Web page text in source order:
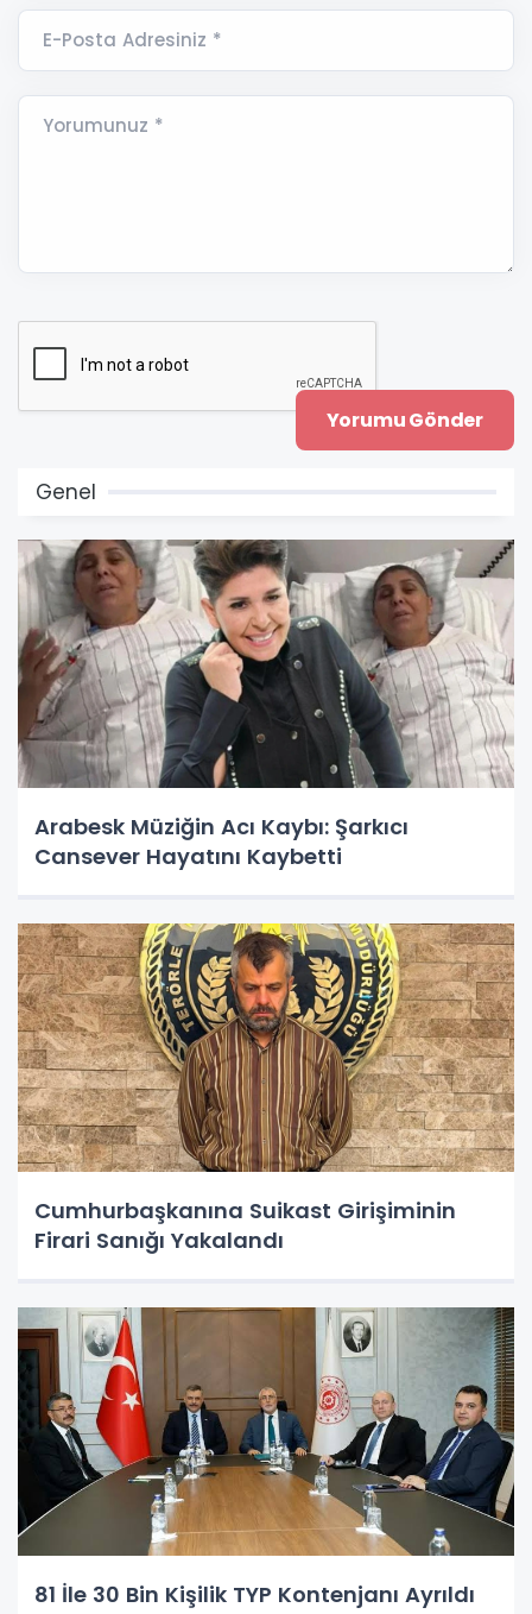
E-Posta Adresiniz *
Yorumunuz *
Genel
Arabesk Müziğin Acı Kaybı: Şarkıcı
Cansever Hayatını Kaybetti
Cumhurbaşkanına Suikast Girişiminin
Firari Sanığı Yakalandı
81 İle 30 Bin Kişilik TYP Kontenjanı Ayrıldı